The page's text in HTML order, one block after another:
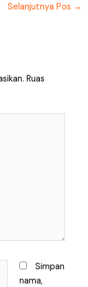
Selanjutnya Pos →
Ruas
Simpan
nama,